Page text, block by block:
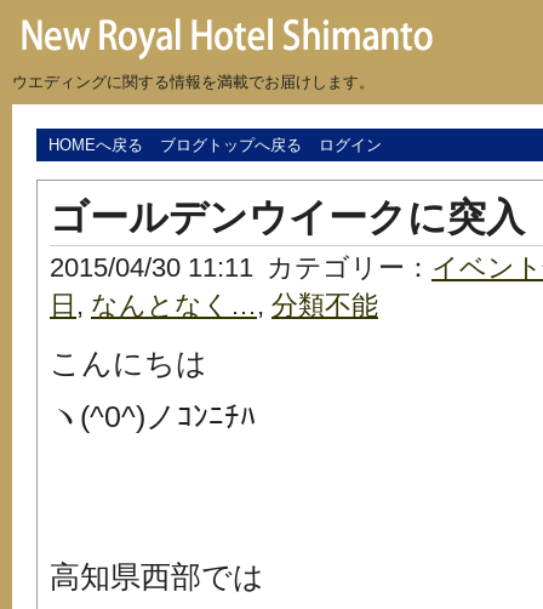
ウエディングに関する情報を満載でお届けします。
HOMEへ戻る ブログトップへ戻る ログイン
ゴールデンウイークに突入
2015/04/30 11:11 カテゴリー： イベン
日 , なんとなく… , 分類不能
こんにちは
ヽ(^0^)ノｺﾝﾆﾁﾊ
高知県西部では